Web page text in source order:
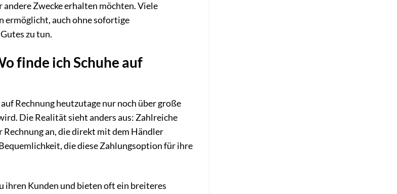
Zwecke erhalten möchten. Viele
ermöglicht, auch ohne sofortige
zu tun.
finde ich Schuhe auf
Rechnung heutzutage nur noch über große
Die Realität sieht anders aus: Zahlreiche
an, die direkt mit dem Händler
die diese Zahlungsoption für ihre
ihren Kunden und bieten oft ein breiteres